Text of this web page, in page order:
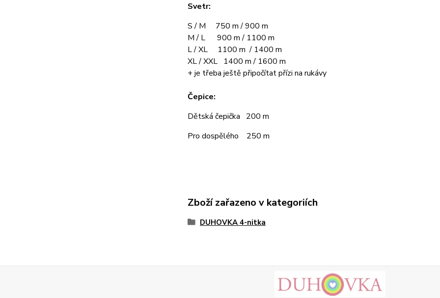
Svetr:
S / M 750 m / 900 m
M / L 900 m / 1100 m
L / XL 1100 m / 1400 m
XL / XXL 1400 m / 1600 m
+ je třeba ještě připočítat přízi na rukávy
Čepice:
Dětská čepička 200 m
Pro dospělého 250 m
Zboží zařazeno v kategoriích
DUHOVKA 4-nitka